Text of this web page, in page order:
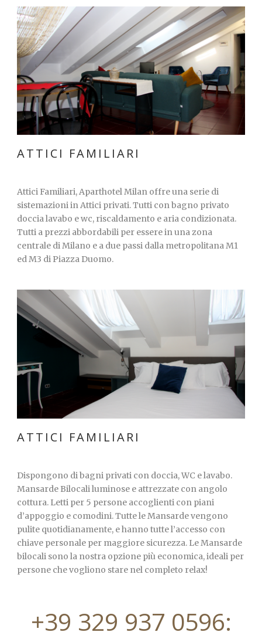
ATTICI FAMILIARI
Attici Familiari, Aparthotel Milan offre una serie di
sistemazioni in Attici privati. Tutti con bagno privato
doccia lavabo e wc, riscaldamento e aria condizionata.
Tutti a prezzi abbordabili per essere in una zona
centrale di Milano e a due passi dalla metropolitana M1
ed M3 di Piazza Duomo.
ATTICI FAMILIARI
Dispongono di bagni privati con doccia, WC e lavabo.
Mansarde Bilocali luminose e attrezzate con angolo
cottura. Letti per 5 persone accoglienti con piani
d’appoggio e comodini. Tutte le Mansarde vengono
pulite quotidianamente, e hanno tutte l’accesso con
chiave personale per maggiore sicurezza. Le Mansarde
bilocali sono la nostra opzione più economica, ideali per
persone che vogliono stare nel completo relax!
+39 329 937 0596: